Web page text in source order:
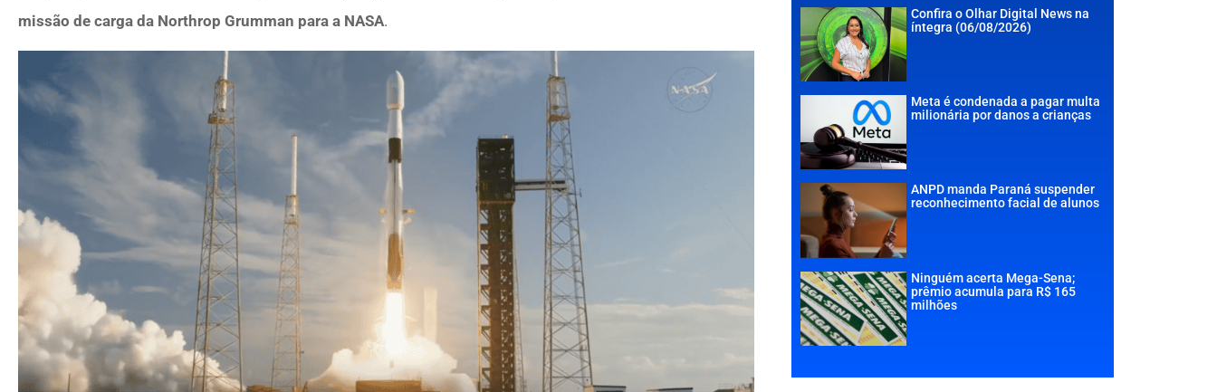
missão de carga da Northrop Grumman para a NASA.
Confira o Olhar Digital News na
íntegra (06/08/2026)
Meta é condenada a pagar multa
milionária por danos a crianças
ANPD manda Paraná suspender
reconhecimento facial de alunos
Ninguém acerta Mega-Sena;
prêmio acumula para R$ 165
milhões